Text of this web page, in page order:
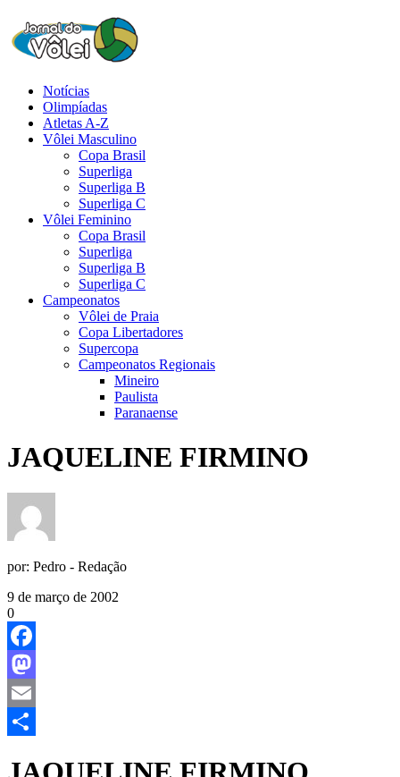
Notícias
Olimpíadas
Atletas A-Z
Vôlei Masculino
Copa Brasil
Superliga
Superliga B
Superliga C
Vôlei Feminino
Copa Brasil
Superliga
Superliga B
Superliga C
Campeonatos
Vôlei de Praia
Copa Libertadores
Supercopa
Campeonatos Regionais
Mineiro
Paulista
Paranaense
JAQUELINE FIRMINO
por: Pedro - Redação
9 de março de 2002
0
Facebook
Mastodon
Email